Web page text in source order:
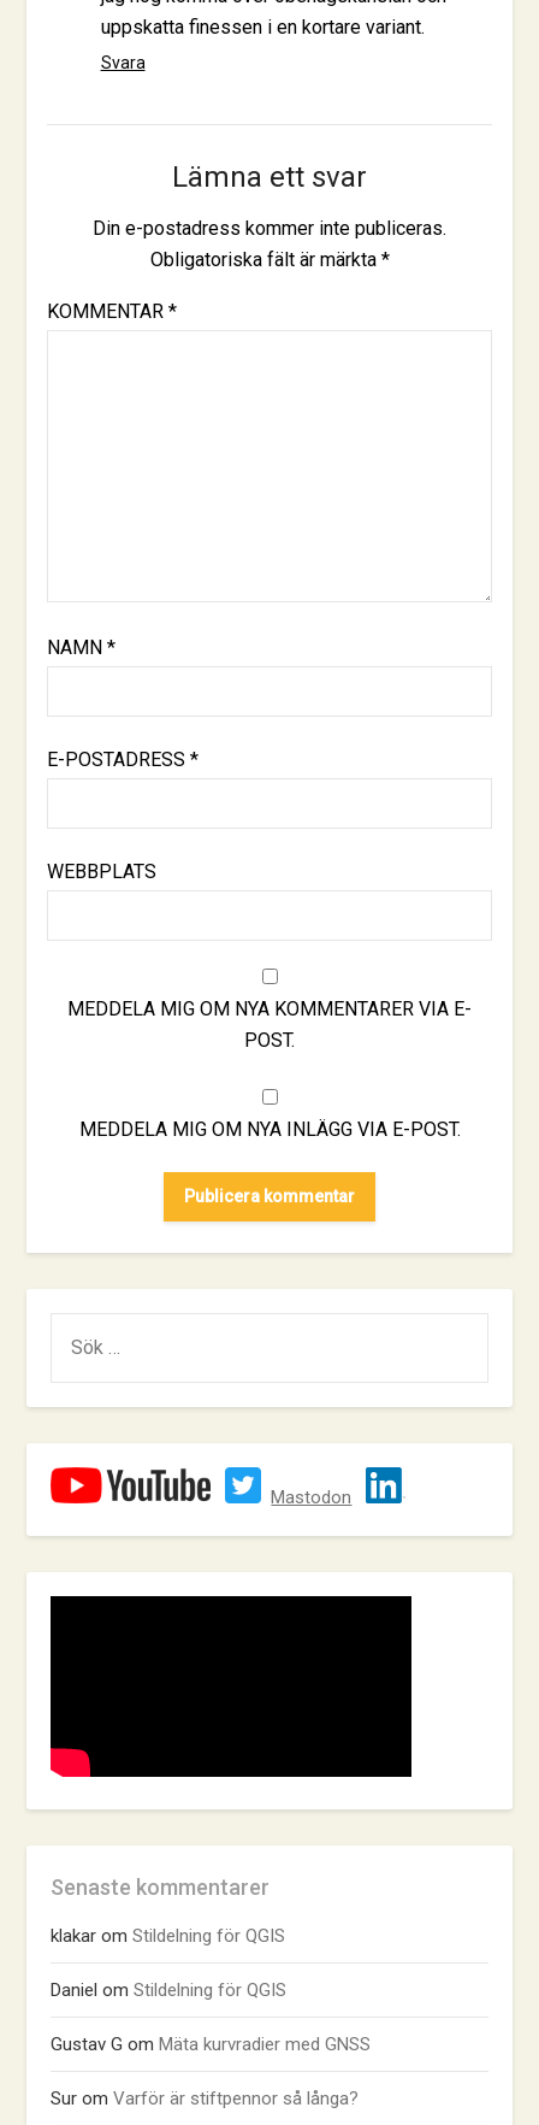
uppskatta finessen i en kortare variant.
Svara
Lämna ett svar
Din e-postadress kommer inte publiceras.
Obligatoriska fält är märkta *
KOMMENTAR *
NAMN *
E-POSTADRESS *
WEBBPLATS
MEDDELA MIG OM NYA KOMMENTARER VIA E-
POST.
MEDDELA MIG OM NYA INLÄGG VIA E-POST.
EFTER:
Mastodon
Senaste kommentarer
klakar omStildelning för QGIS
Daniel omStildelning för QGIS
Gustav G omMäta kurvradier med GNSS
Sur omVarför är stiftpennor så långa?